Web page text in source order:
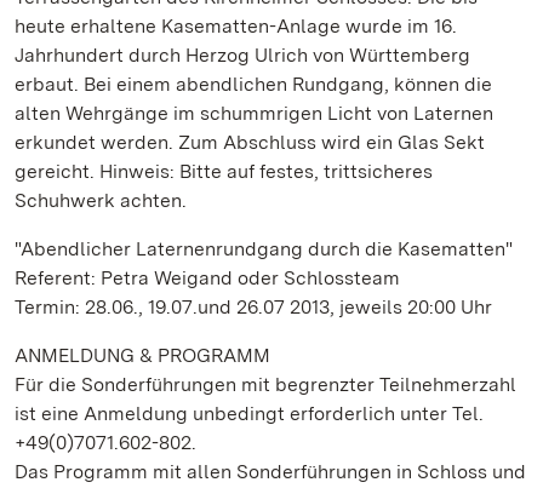
heute erhaltene Kasematten-Anlage wurde im 16.
Jahrhundert durch Herzog Ulrich von Württemberg
erbaut. Bei einem abendlichen Rundgang, können die
alten Wehrgänge im schummrigen Licht von Laternen
erkundet werden. Zum Abschluss wird ein Glas Sekt
gereicht. Hinweis: Bitte auf festes, trittsicheres
Schuhwerk achten.
"Abendlicher Laternenrundgang durch die Kasematten"
Referent: Petra Weigand oder Schlossteam
Termin: 28.06., 19.07.und 26.07 2013, jeweils 20:00 Uhr
ANMELDUNG & PROGRAMM
Für die Sonderführungen mit begrenzter Teilnehmerzahl
ist eine Anmeldung unbedingt erforderlich unter Tel.
+49(0)7071.602-802.
Das Programm mit allen Sonderführungen in Schloss und